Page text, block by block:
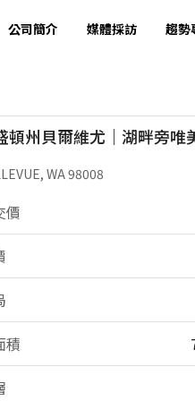
頓州貝爾維尤｜湖畔旁唯
WA 98008
價
積
公司簡介 媒體採訪 趨勢